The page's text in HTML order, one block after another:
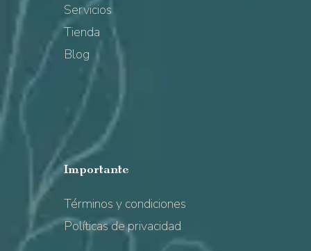
Servicios
Tienda
Blog
Importante
Términos y condiciones
Políticas de privacidad